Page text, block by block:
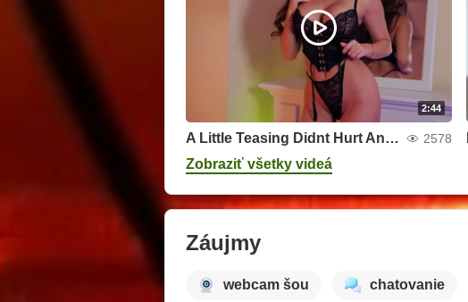
2:44
A Little Teasing Didnt Hurt Anyone 2578
Zobraziť všetky videá
Záujmy
webcam šou chatovanie